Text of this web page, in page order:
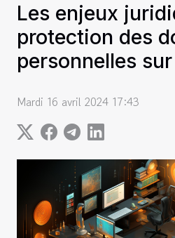
Les enjeux
protection des
personnelles
Mardi 16 avril 2024 17:43